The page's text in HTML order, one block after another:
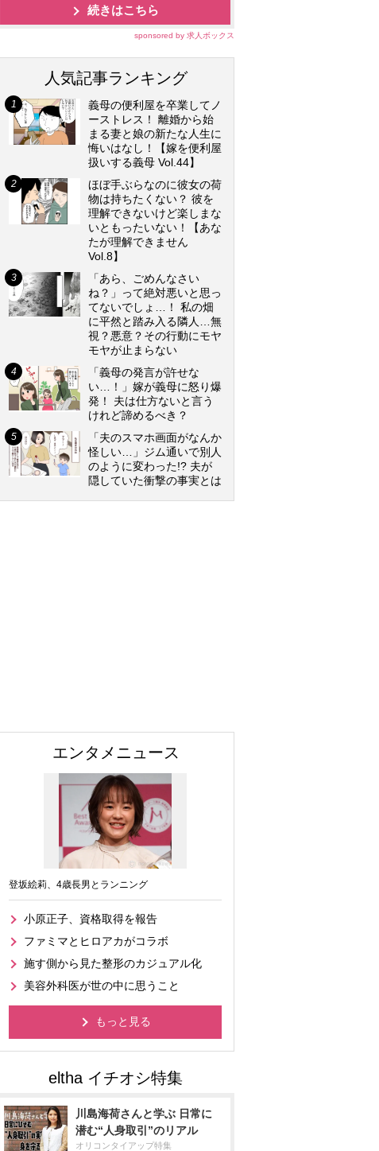
続きはこちら
sponsored by 求人ボックス
人気記事ランキング
義母の便利屋を卒業してノ
ーストレス！ 離婚から始
まる妻と娘の新たな人生に
悔いはなし！【嫁を便利屋
扱いする義母 Vol.44】
ほぼ手ぶらなのに彼女の荷
物は持ちたくない？ 彼を
理解できないけど楽しまな
いともったいない！【あな
たが理解できません
Vol.8】
「あら、ごめんなさい
ね？」って絶対悪いと思っ
てないでしょ…！ 私の畑
に平然と踏み入る隣人…無
視？悪意？その行動にモヤ
モヤが止まらない
「義母の発言が許せな
い…！」嫁が義母に怒り爆
発！ 夫は仕方ないと言う
けれど諦めるべき？
「夫のスマホ画面がなんか
怪しい…」ジム通いで別人
のように変わった!? 夫が
隠していた衝撃の事実とは
エンタメニュース
登坂絵莉、4歳長男とランニング
小原正子、資格取得を報告
ファミマとヒロアカがコラボ
施す側から見た整形のカジュアル化
美容外科医が世の中に思うこと
もっと見る
川島海荷さんと学ぶ 日常に
潜む“人身取引”のリアル
オリコンタイアップ特集